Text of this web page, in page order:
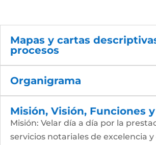
Mapas y cartas
procesos
Organigrama
Misión, Visión, Funciones
Misión: Velar día a día por la
servicios notariales de excelencia y